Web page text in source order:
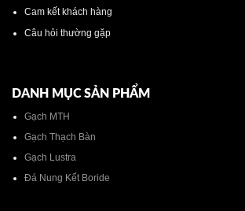
Cam kết khách hàng
Câu hỏi thường gặp
DANH MỤC SẢN PHẨM
Gạch MTH
Gạch Thạch Bàn
Gạch Lustra
Đá Nung Kết Boride